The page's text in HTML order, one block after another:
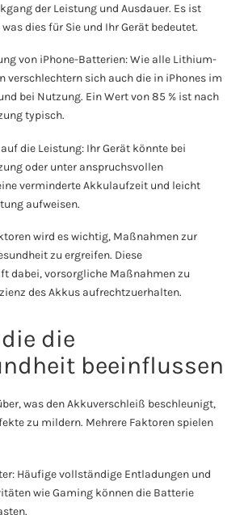
der Leistung und Ausdauer. Es ist
dies für Sie und Ihr Gerät bedeutet.
von iPhone-Batterien: Wie alle Lithium-
verschlechtern sich auch die in iPhones im
bei Nutzung. Ein Wert von 85 % ist nach
typisch.
die Leistung: Ihr Gerät könnte bei
oder unter anspruchsvollen
verminderte Akkulaufzeit und leicht
aufweisen.
wird es wichtig, Maßnahmen zur
zu ergreifen. Diese
dabei, vorsorgliche Maßnahmen zu
des Akkus aufrechtzuerhalten.
die
beeinflussen
was den Akkuverschleiß beschleunigt,
zu mildern. Mehrere Faktoren spielen
Häufige vollständige Entladungen und
wie Gaming können die Batterie